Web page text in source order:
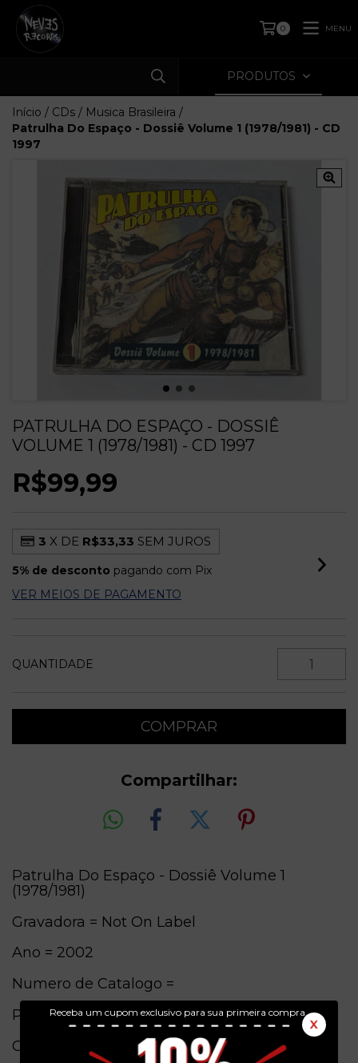
Receba um cupom exclusivo para sua primeira compra.
X
0 MENU
PRODUTOS
Início / CDs / Musica Brasileira /
Patrulha Do Espaço - Dossiê Volume 1 (1978/1981) - CD
1997
PATRULHA DO ESPAÇO - DOSSIÊ
VOLUME 1 (1978/1981) - CD 1997
R$99,99
3 X DE R$33,33 SEM JUROS
5% de desconto pagando com Pix
VER MEIOS DE PAGAMENTO
QUANTIDADE
Compartilhar:
Patrulha Do Espaço - Dossiê Volume 1
(1978/1981)
Gravadora = Not On Label
Ano = 2002
Numero de Catalogo =
Pais de origem = Brasil
Conservação = Ex(Capa) / Ex(Cd)